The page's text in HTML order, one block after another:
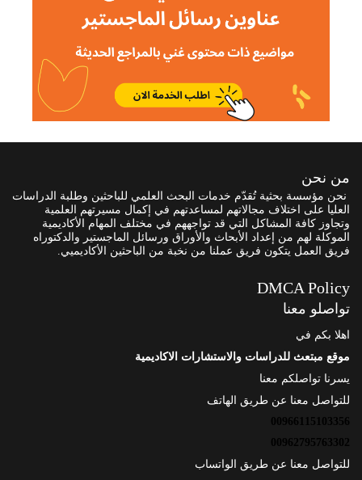
من نحن
نحن مؤسسة بحثية تُقدّم خدمات البحث العلمي للباحثين وطلبة الدراسات
العليا على اختلاف مجالاتهم لمساعدتهم في إكمال مسيرتهم العلمية
وتجاوز كافة المشاكل التي قد تواجههم في مختلف المهام الأكاديمية
الموكلة لهم من إعداد الأبحاث والأوراق ورسائل الماجستير والدكتوراه
فريق العمل يتكون فريق عملنا من نخبة من الباحثين الأكاديميي.
DMCA Policy
تواصلو معنا
اهلا بكم في
موقع مبتعث للدراسات والاستشارات الاكاديمية
يسرنا تواصلكم معنا
للتواصل معنا عن طريق الهاتف
00966115103356
00962795763302
للتواصل معنا عن طريق الواتساب